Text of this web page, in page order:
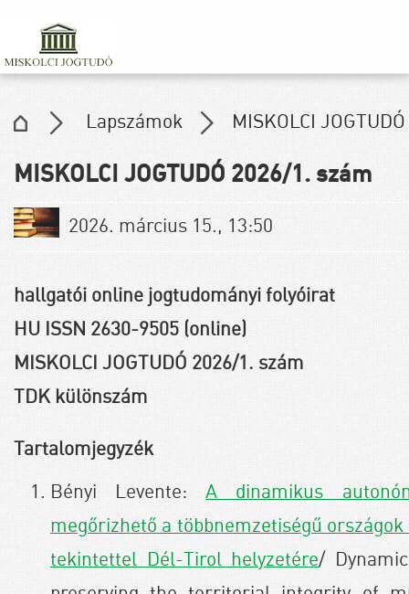
Lapszámok MISKOLCI
MISKOLCI JOGTUDÓ 2026/1. szám
2026. március 15., 13:50
hallgatói online jogtudományi folyóirat
HU ISSN 2630-9505 (online)
MISKOLCI JOGTUDÓ 2026/1. szám
TDK különszám
Tartalomjegyzék
Bényi Levente:A dinamikus
megőrizhető a többnemzetiségű
tekintettel Dél-Tirol helyzetére/